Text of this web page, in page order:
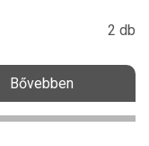
2 db
Bővebben